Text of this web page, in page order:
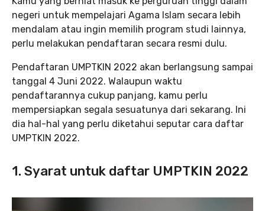
negeri untuk mempelajari Agama Islam secara lebih
mendalam atau ingin memilih program studi lainnya,
perlu melakukan pendaftaran secara resmi dulu.
Pendaftaran UMPTKIN 2022 akan berlangsung sampai
tanggal 4 Juni 2022. Walaupun waktu
pendaftarannya cukup panjang, kamu perlu
mempersiapkan segala sesuatunya dari sekarang. Ini
dia hal-hal yang perlu diketahui seputar cara daftar
UMPTKIN 2022.
1. Syarat untuk daftar UMPTKIN 2022